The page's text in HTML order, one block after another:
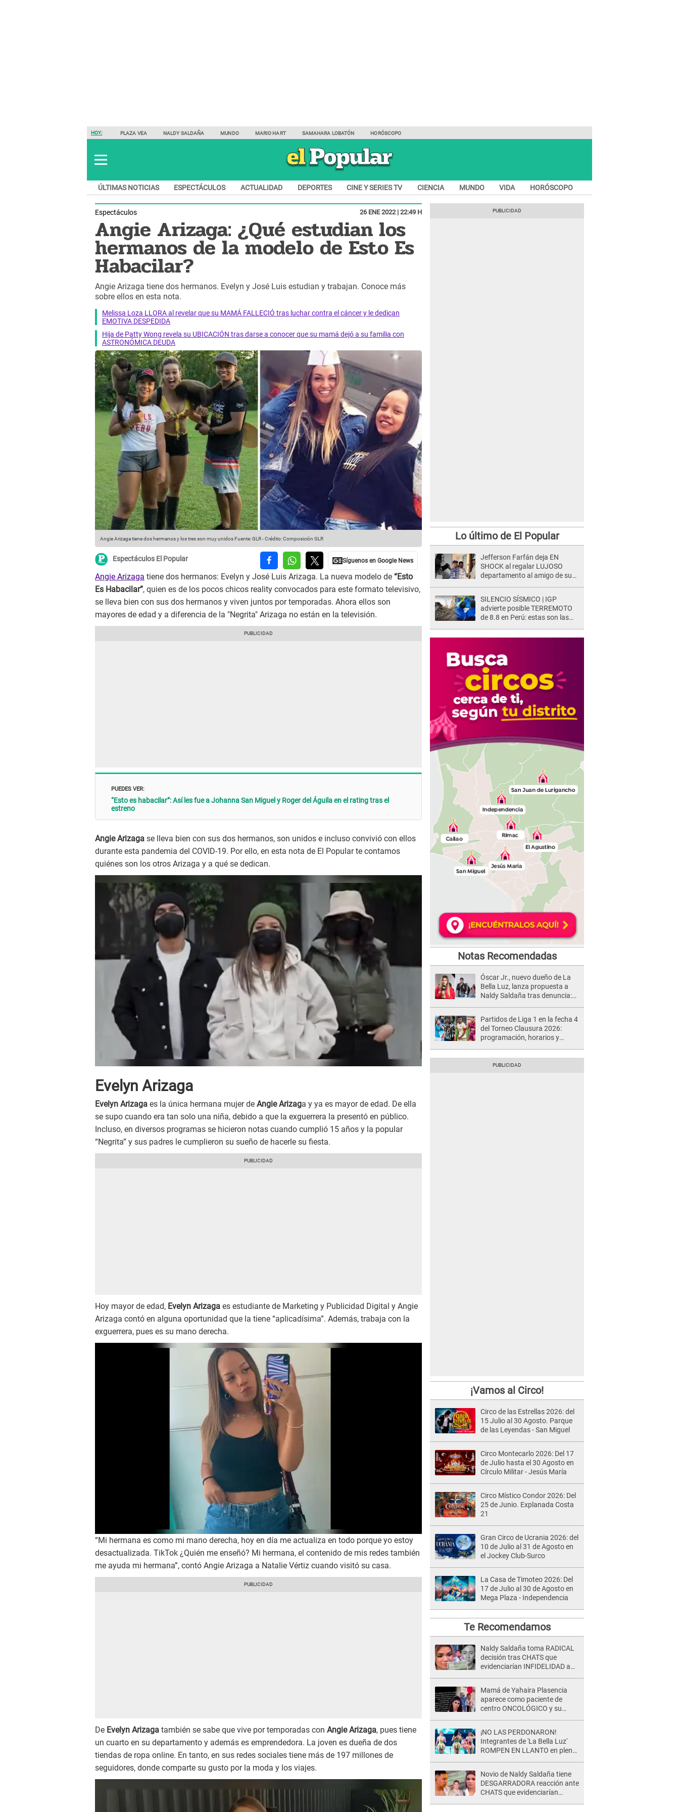
HOY: PLAZA VEA NALDY SALDAÑA MUNDO MARIO HART SAMAHARA LOBATÓN HORÓSCOPO
ÚLTIMAS NOTICIAS ESPECTÁCULOS ACTUALIDAD DEPORTES CINE Y SERIES TV CIENCIA MUNDO VIDA HORÓSCOPO
Espectáculos 26 ENE 2022 | 22:49 H
Angie Arizaga: ¿Qué estudian los
hermanos de la modelo de Esto Es
Habacilar?
Angie Arizaga tiene dos hermanos. Evelyn y José Luis estudian y trabajan. Conoce más
sobre ellos en esta nota.
Melissa Loza LLORA al revelar que su MAMÁ FALLECIÓ tras luchar contra el cáncer y le dedican
EMOTIVA DESPEDIDA
Hija de Patty Wong revela su UBICACIÓN tras darse a conocer que su mamá dejó a su familia con
ASTRONÓMICA DEUDA
Angie Arizaga tiene dos hermanos y los tres son muy unidos Fuente: GLR-Crédito: Composición GLR
Espectáculos El Popular
Angie Arizaga tiene dos hermanos: Evelyn y José Luis Arizaga. La nueva modelo de “Esto
Es Habacilar”, quien es de los pocos chicos reality convocados para este formato televisivo,
se lleva bien con sus dos hermanos y viven juntos por temporadas. Ahora ellos son
mayores de edad y a diferencia de la "Negrita" Arizaga no están en la televisión.
PUEDES VER:
“Esto es habacilar”: Así les fue a Johanna San Miguel y Roger del Águila en el rating tras el
estreno
Angie Arizaga se lleva bien con sus dos hermanos, son unidos e incluso convivió con ellos
durante esta pandemia del COVID-19. Por ello, en esta nota de El Popular te contamos
quiénes son los otros Arizaga y a qué se dedican.
Evelyn Arizaga
Evelyn Arizaga es la única hermana mujer de Angie Arizaga y ya es mayor de edad. De ella
se supo cuando era tan solo una niña, debido a que la exguerrera la presentó en público.
Incluso, en diversos programas se hicieron notas cuando cumplió 15 años y la popular
“Negrita” y sus padres le cumplieron su sueño de hacerle su fiesta.
Hoy mayor de edad, Evelyn Arizaga es estudiante de Marketing y Publicidad Digital y Angie
Arizaga contó en alguna oportunidad que la tiene “aplicadísima”. Además, trabaja con la
exguerrera, pues es su mano derecha.
“Mi hermana es como mi mano derecha, hoy en día me actualiza en todo porque yo estoy
desactualizada. TikTok ¿Quién me enseñó? Mi hermana, el contenido de mis redes también
me ayuda mi hermana”, contó Angie Arizaga a Natalie Vértiz cuando visitó su casa.
De Evelyn Arizaga también se sabe que vive por temporadas con Angie Arizaga, pues tiene
un cuarto en su departamento y además es emprendedora. La joven es dueña de dos
tiendas de ropa online. En tanto, en sus redes sociales tiene más de 197 millones de
seguidores, donde comparte su gusto por la moda y los viajes.
Lo último de El Popular
Jefferson Farfán deja EN
SHOCK al regalar LUJOSO
departamento al amigo de su
su hija se lo negó"
SILENCIO SÍSMICO | IGP
advierte posible TERREMOTO
de 8.8 en Perú: estas son las
Notas Recomendadas
Óscar Jr., nuevo dueño de La
Bella Luz, lanza propuesta a
Naldy Saldaña tras denuncia:
Partidos de Liga 1 en la fecha 4
del Torneo Clausura 2026:
programación, horarios y
¡Vamos al Circo!
Circo de las Estrellas 2026: del
15 Julio al 30 Agosto. Parque
de las Leyendas - San Miguel
Circo Montecarlo 2026: Del 17
de Julio hasta el 30 Agosto en
Círculo Militar - Jesús María
Circo Místico Condor 2026: Del
25 de Junio. Explanada Costa
21
Gran Circo de Ucrania 2026: del
10 de Julio al 31 de Agosto en
el Jockey Club-Surco
La Casa de Timoteo 2026: Del
17 de Julio al 30 de Agosto en
Mega Plaza - Independencia
Te Recomendamos
Naldy Saldaña toma RADICAL
decisión tras CHATS que
evidenciarían INFIDELIDAD a
Mamá de Yahaira Plasencia
aparece como paciente de
centro ONCOLÓGICO y su
¡NO LAS PERDONARON!
Integrantes de 'La Bella Luz'
ROMPEN EN LLANTO en pleno
Novio de Naldy Saldaña tiene
DESGARRADORA reacción ante
CHATS que evidenciarían